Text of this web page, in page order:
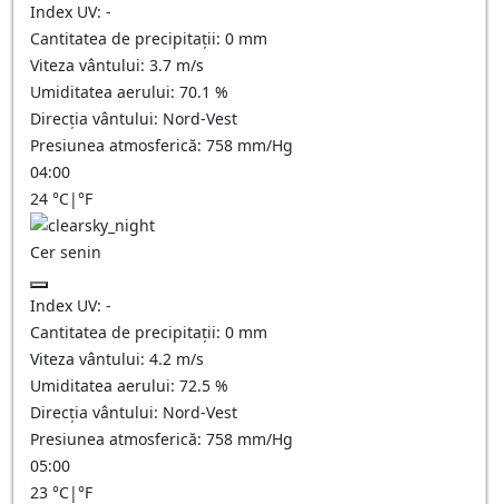
Index UV: -
Cantitatea de precipitații: 0 mm
Viteza vântului: 3.7 m/s
Umiditatea aerului: 70.1 %
Direcția vântului: Nord-Vest
Presiunea atmosferică: 758 mm/Hg
04:00
24 °C|°F
Cer senin
Index UV: -
Cantitatea de precipitații: 0 mm
Viteza vântului: 4.2 m/s
Umiditatea aerului: 72.5 %
Direcția vântului: Nord-Vest
Presiunea atmosferică: 758 mm/Hg
05:00
23 °C|°F